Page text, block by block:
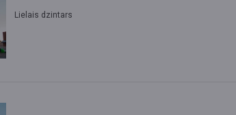
Lielais dzintars